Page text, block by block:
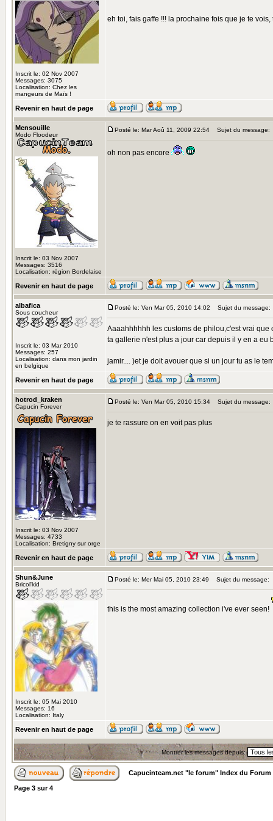
Inscrit le: 02 Nov 2007
Messages: 3075
Localisation: Chez les
mangeurs de Maïs !
eh toi, fais gaffe !!! la prochaine fois que je te
Revenir en haut de page
Mensouille
Modo Floodeur
Inscrit le: 03 Nov 2007
Messages: 3516
Localisation: région Bordelaise
Posté le: Mar Aoû 11, 2009 22:54 Sujet du message:
oh non pas encore
Revenir en haut de page
albafica
Sous coucheur
Inscrit le: 03 Mar 2010
Messages: 257
Localisation: dans mon jardin
en belgique
Posté le: Ven Mar 05, 2010 14:02 Sujet du message:
Aaaahhhhhh les customs de philou,c'est vrai
ta gallerie n'est plus a jour car depuis il y en a eu
jamir.... )et je doit avouer que si un jour tu as le
Revenir en haut de page
hotrod_kraken
Capucin Forever
Inscrit le: 03 Nov 2007
Messages: 4733
Localisation: Bretigny sur orge
Posté le: Ven Mar 05, 2010 15:34 Sujet du message:
je te rassure on en voit pas plus
Revenir en haut de page
Shun&June
Bricol'kid
Inscrit le: 05 Mai 2010
Messages: 16
Localisation: Italy
Posté le: Mer Mai 05, 2010 23:49 Sujet du message:
this is the most amazing collection i've ever seen!
Revenir en haut de page
Montrer les messages depuis:
Capucinteam.net "le forum" Index du Forum
Page 3 sur4